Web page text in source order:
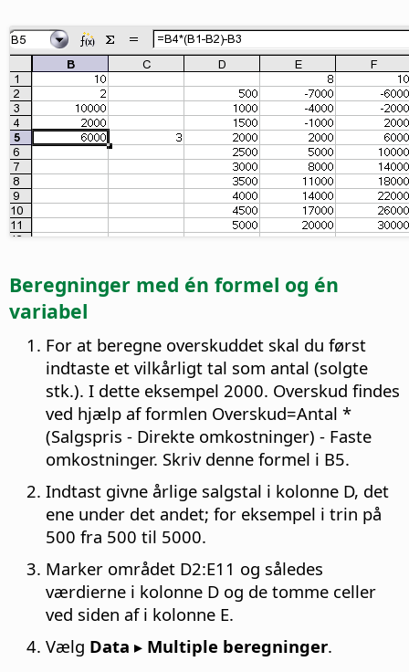
Beregninger med én formel og én
variabel
For at beregne overskuddet skal du først
indtaste et vilkårligt tal som antal (solgte
stk.). I dette eksempel 2000. Overskud findes
ved hjælp af formlen Overskud=Antal *
(Salgspris - Direkte omkostninger) - Faste
omkostninger. Skriv denne formel i B5.
Indtast givne årlige salgstal i kolonne D, det
ene under det andet; for eksempel i trin på
500 fra 500 til 5000.
Marker området D2:E11 og således
værdierne i kolonne D og de tomme celler
ved siden af i kolonne E.
Vælg Data ▸ Multiple beregninger.